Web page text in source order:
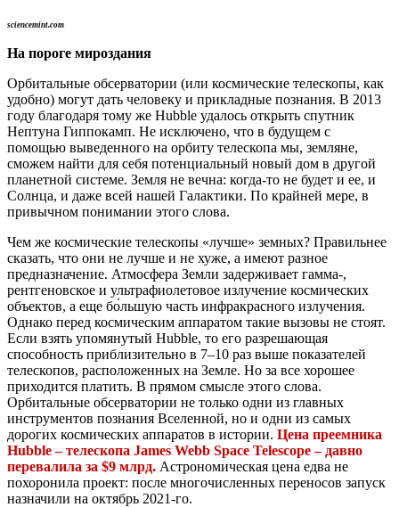
sciencemint.com
На пороге мироздания
Орбитальные обсерватории (или космические телескопы, как
удобно) могут дать человеку и прикладные познания. В 2013
году благодаря тому же Hubble удалось открыть спутник
Нептуна Гиппокамп. Не исключено, что в будущем с
помощью выведенного на орбиту телескопа мы, земляне,
сможем найти для себя потенциальный новый дом в другой
планетной системе. Земля не вечна: когда-то не будет и ее, и
Солнца, и даже всей нашей Галактики. По крайней мере, в
привычном понимании этого слова.
Чем же космические телескопы «лучше» земных? Правильнее
сказать, что они не лучше и не хуже, а имеют разное
предназначение. Атмосфера Земли задерживает гамма-,
рентгеновское и ультрафиолетовое излучение космических
объектов, а еще бо́льшую часть инфракрасного излучения.
Однако перед космическим аппаратом такие вызовы не стоят.
Если взять упомянутый Hubble, то его разрешающая
способность приблизительно в 7–10 раз выше показателей
телескопов, расположенных на Земле. Но за все хорошее
приходится платить. В прямом смысле этого слова.
Орбитальные обсерватории не только одни из главных
инструментов познания Вселенной, но и одни из самых
дорогих космических аппаратов в истории. Цена преемника
Hubble – телескопа James Webb Space Telescope – давно
перевалила за $9 млрд. Астрономическая цена едва не
похоронила проект: после многочисленных переносов запуск
назначили на октябрь 2021-го.